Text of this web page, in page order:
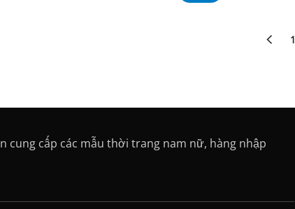
1
cung cấp các mẫu thời trang nam nữ, hàng nhập